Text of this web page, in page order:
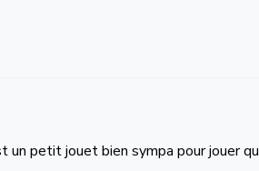
petit jouet bien sympa pour jouer